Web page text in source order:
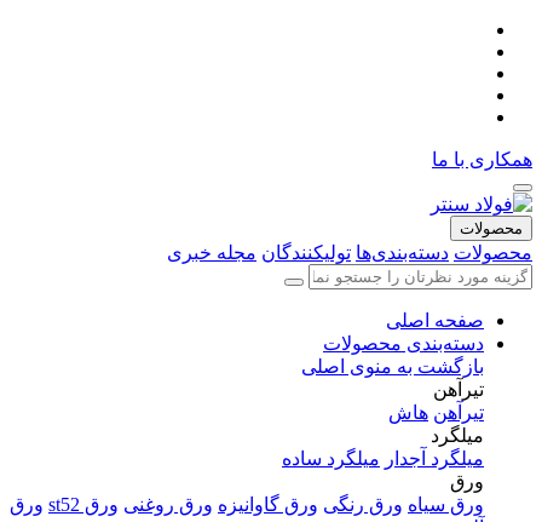
همکاری با ما
محصولات
محصولات دسته‌بندی‌ها تولیکنندگان مجله خبری
صفحه اصلی
دسته‌بندی محصولات
بازگشت به منوی اصلی
تیرآهن
تیرآهن هاش
میلگرد
میلگرد آجدار میلگرد ساده
ورق
ورق سیاه ورق رنگی ورق گاوانیزه ورق روغنی ورق st52
ورق